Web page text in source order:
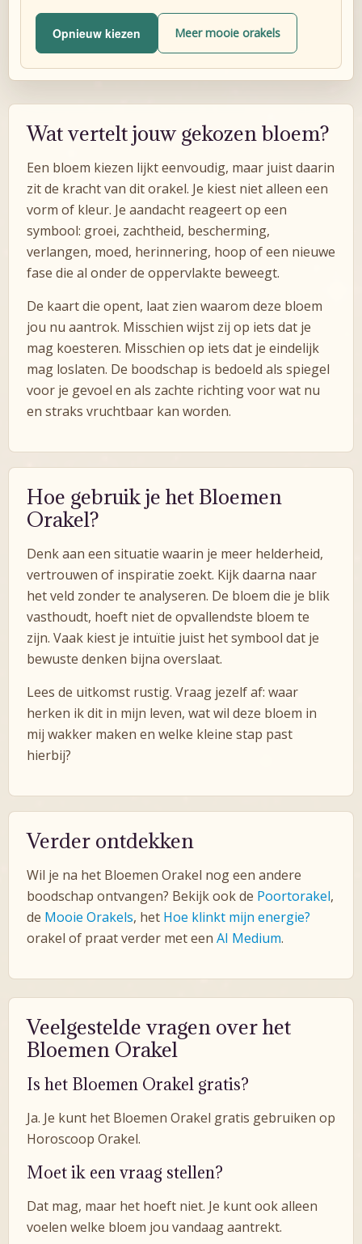
Opnieuw kiezen Meer mooie orakels
Wat vertelt jouw gekozen bloem?
Een bloem kiezen lijkt eenvoudig, maar juist daarin
zit de kracht van dit orakel. Je kiest niet alleen een
vorm of kleur. Je aandacht reageert op een
symbool: groei, zachtheid, bescherming,
verlangen, moed, herinnering, hoop of een nieuwe
fase die al onder de oppervlakte beweegt.
De kaart die opent, laat zien waarom deze bloem
jou nu aantrok. Misschien wijst zij op iets dat je
mag koesteren. Misschien op iets dat je eindelijk
mag loslaten. De boodschap is bedoeld als spiegel
voor je gevoel en als zachte richting voor wat nu
en straks vruchtbaar kan worden.
Hoe gebruik je het Bloemen
Orakel?
Denk aan een situatie waarin je meer helderheid,
vertrouwen of inspiratie zoekt. Kijk daarna naar
het veld zonder te analyseren. De bloem die je blik
vasthoudt, hoeft niet de opvallendste bloem te
zijn. Vaak kiest je intuïtie juist het symbool dat je
bewuste denken bijna overslaat.
Lees de uitkomst rustig. Vraag jezelf af: waar
herken ik dit in mijn leven, wat wil deze bloem in
mij wakker maken en welke kleine stap past
hierbij?
Verder ontdekken
Wil je na het Bloemen Orakel nog een andere
boodschap ontvangen? Bekijk ook de Poortorakel,
de Mooie Orakels, het Hoe klinkt mijn energie?
orakel of praat verder met een AI Medium.
Veelgestelde vragen over het
Bloemen Orakel
Is het Bloemen Orakel gratis?
Ja. Je kunt het Bloemen Orakel gratis gebruiken op
Horoscoop Orakel.
Moet ik een vraag stellen?
Dat mag, maar het hoeft niet. Je kunt ook alleen
voelen welke bloem jou vandaag aantrekt.